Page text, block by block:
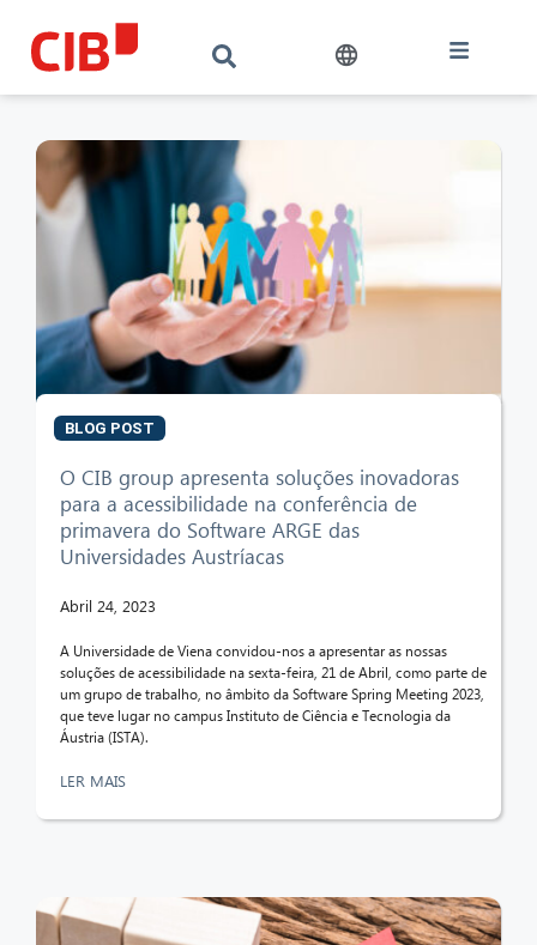
BLOG POST
O CIB group apresenta soluções inovadoras
para a acessibilidade na conferência de
primavera do Software ARGE das
Universidades Austríacas
Abril 24, 2023
A Universidade de Viena convidou-nos a apresentar as nossas
soluções de acessibilidade na sexta-feira, 21 de Abril, como parte de
um grupo de trabalho, no âmbito da Software Spring Meeting 2023,
que teve lugar no campus Instituto de Ciência e Tecnologia da
Áustria (ISTA).
LER MAIS